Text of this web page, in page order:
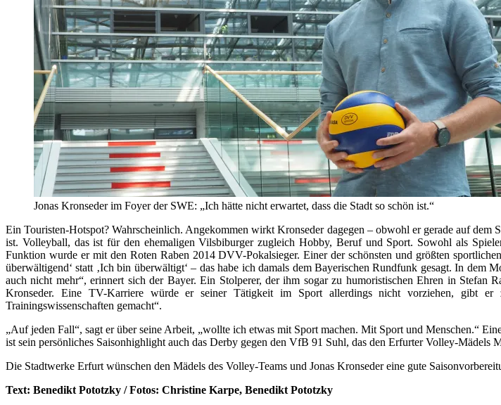
Jonas Kronseder im Foyer der SWE: „Ich hätte nicht erwartet, dass die Stadt so schön ist.“
Ein Touristen-Hotspot? Wahrscheinlich. Angekommen wirkt Kronseder dagegen – obwohl er gerade auf
ist. Volleyball, das ist für den ehemaligen Vilsbiburger zugleich Hobby, Beruf und Sport. Sowohl als
Funktion wurde er mit den Roten Raben 2014 DVV-Pokalsieger. Einer der schönsten und größten
überwältigend‘ statt ‚Ich bin überwältigt‘ – das habe ich damals dem Bayerischen Rundfunk gesagt. In
auch nicht mehr“, erinnert sich der Bayer. Ein Stolperer, der ihm sogar zu humoristischen Ehren in Stefan
Kronseder. Eine TV-Karriere würde er seiner Tätigkeit im Sport allerdings nicht vorziehen, gibt er
Trainingswissenschaften gemacht“.
„Auf jeden Fall“, sagt er über seine Arbeit, „wollte ich etwas mit Sport machen. Mit Sport und Menschen.“
ist sein persönliches Saisonhighlight auch das Derby gegen den VfB 91 Suhl, das den Erfurter Volley-Mädels
Die Stadtwerke Erfurt wünschen den Mädels des Volley-Teams und Jonas Kronseder eine gute
Text: Benedikt Pototzky / Fotos: Christine Karpe, Benedikt Pototzky